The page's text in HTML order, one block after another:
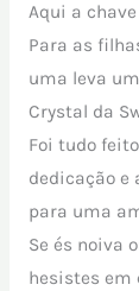
Aqui a
Para as
uma leva
Crystal da
Foi tudo
dedicação e
para uma
Se és noiva
hesistes em